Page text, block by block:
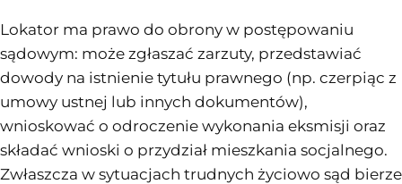
Lokator ma prawo do obrony w postępowaniu
sądowym: może zgłaszać zarzuty, przedstawiać
dowody na istnienie tytułu prawnego (np. czerpiąc z
umowy ustnej lub innych dokumentów),
wnioskować o odroczenie wykonania eksmisji oraz
składać wnioski o przydział mieszkania socjalnego.
Zwłaszcza w sytuacjach trudnych życiowo sąd bierze